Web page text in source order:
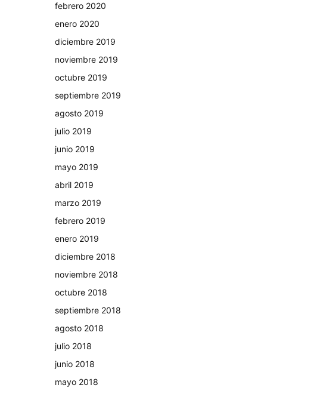
febrero 2020
enero 2020
diciembre 2019
noviembre 2019
octubre 2019
septiembre 2019
agosto 2019
julio 2019
junio 2019
mayo 2019
abril 2019
marzo 2019
febrero 2019
enero 2019
diciembre 2018
noviembre 2018
octubre 2018
septiembre 2018
agosto 2018
julio 2018
junio 2018
mayo 2018